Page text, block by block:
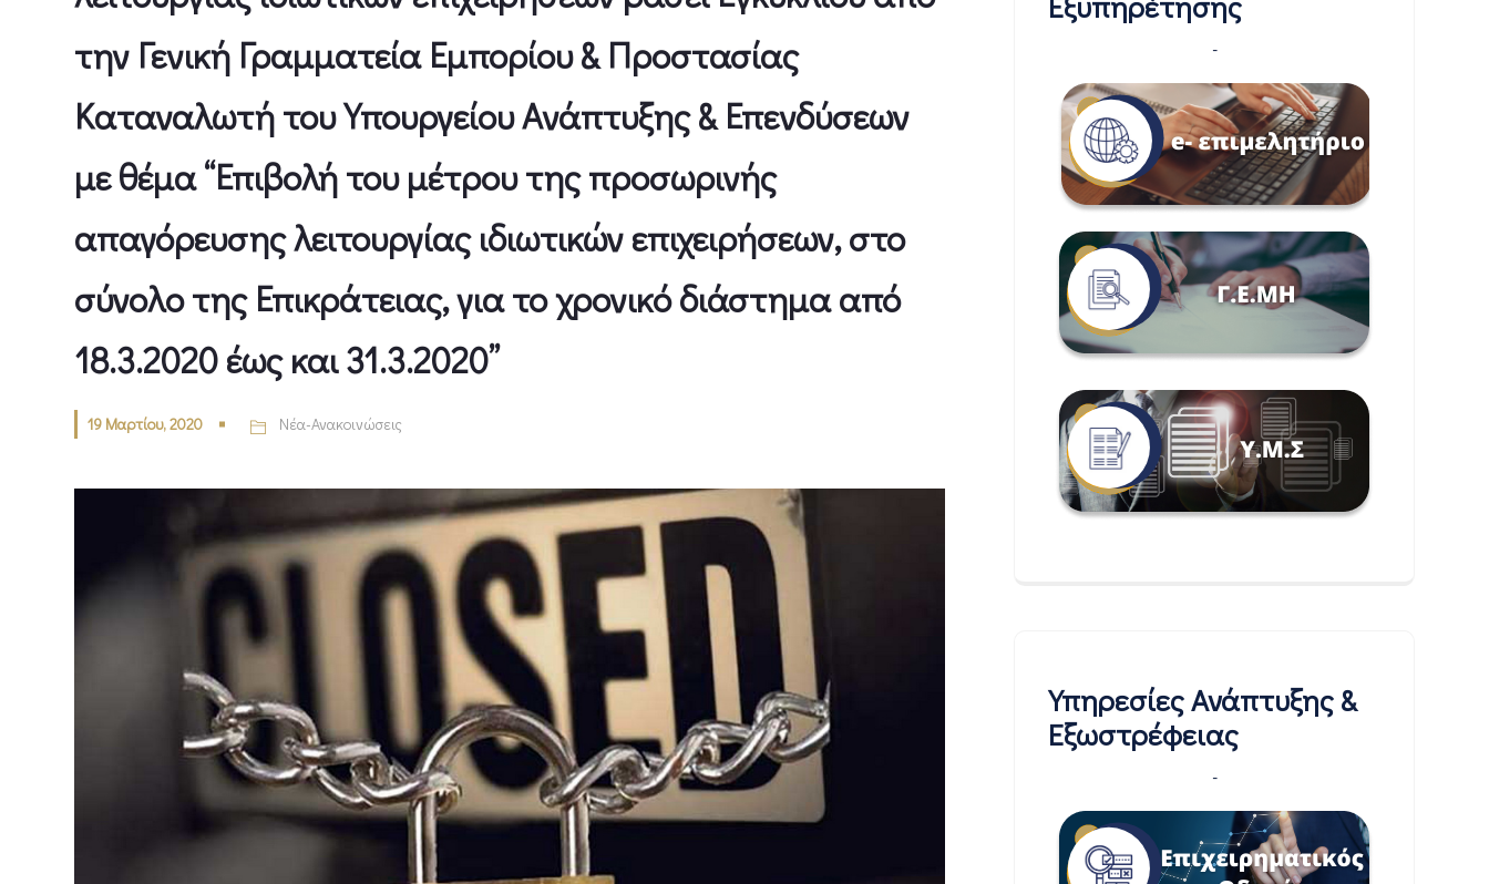
την Γενική Γραμματεία Εμπορίου & Προστασίας
Καταναλωτή του Υπουργείου Ανάπτυξης & Επενδύσεων
με θέμα “Επιβολή του μέτρου της προσωρινής
απαγόρευσης λειτουργίας ιδιωτικών επιχειρήσεων, στο
σύνολο της Επικράτειας, για το χρονικό διάστημα από
18.3.2020 έως και 31.3.2020”
19 Μαρτίου, 2020 Νέα-Ανακοινώσεις
-
Υπηρεσίες Ανάπτυξης &
Εξωστρέφειας
-